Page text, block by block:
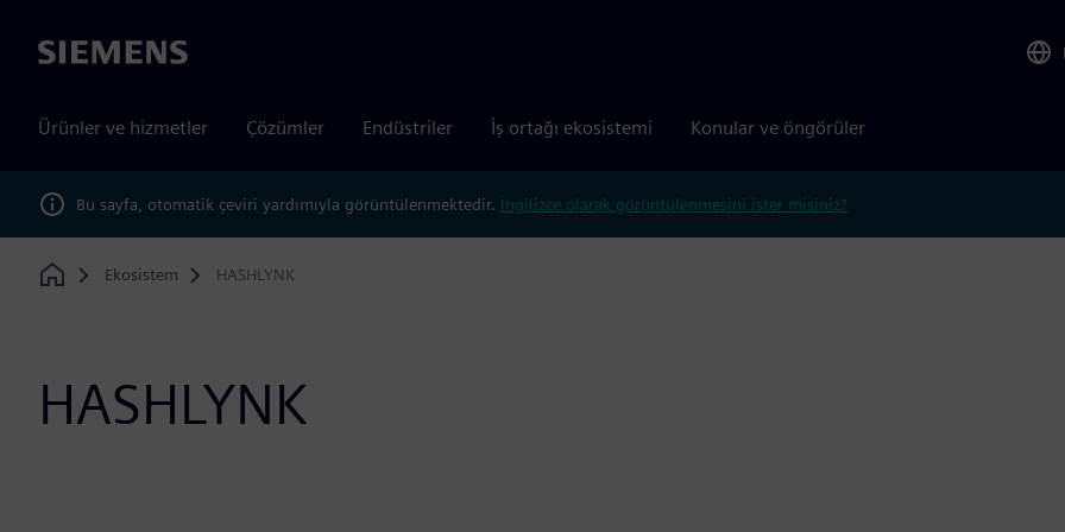
Siemens
Ürünler ve hizmetler Çözümler Endüstriler İş ortağı ekosistemi Konular ve öngörüler
Bu sayfa, otomatik çeviri yardımıyla görüntülenmektedir. İngilizce olarak görüntülenmesini ister misiniz?
Home
Ekosistem HASHLYNK
HASHLYNK